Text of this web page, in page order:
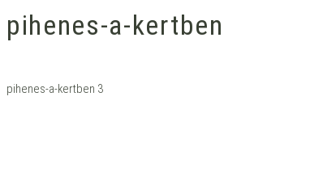
pihenes-a-kertben
pihenes-a-kertben 3